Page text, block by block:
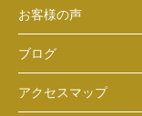
お客様の声
ブログ
アクセスマップ